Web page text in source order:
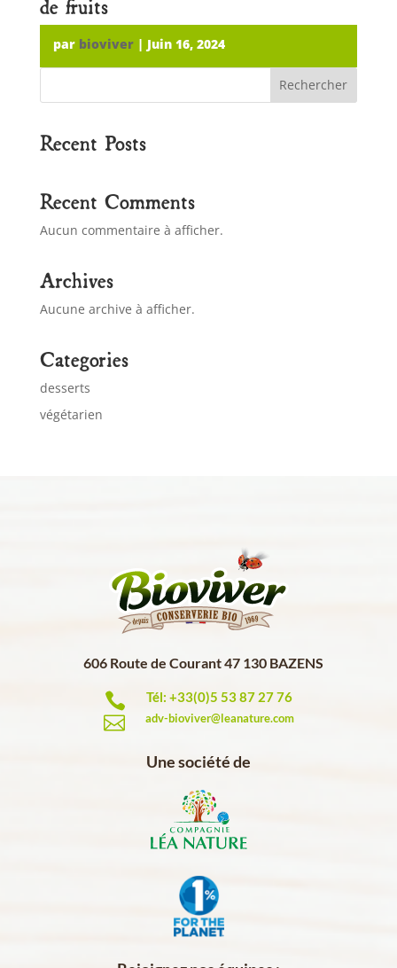
par bioviver| Juin 16, 2024
Rechercher
Recent Posts
Recent Comments
Aucun commentaire à afficher.
Archives
Aucune archive à afficher.
Categories
desserts
végétarien
606 Route de Courant 47 130 BAZENS
 Tél: +33(0)5 53 87 27 76
 adv-bioviver@leanature.com
Une société de